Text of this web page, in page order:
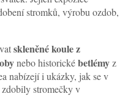
stromků, výrobu ozdob,
skleněné koule z
nebo historickébetlémy z
nabízejí i ukázky, jak se v
stromečky v